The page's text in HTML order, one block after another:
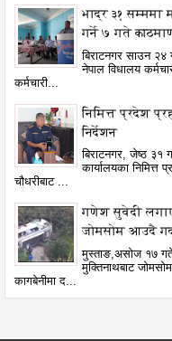
भाद्र ३१ सम्ममा
गर्ने ७ गते
बिराटनगर साउन २४
नेपाल विधालय
कर्मचारी...
निमित्त प्रदेश
निर्देशन
बिराटनगर, जेष्ठ ३१
कार्यालयका निमित्त
चौधरीबाट ...
गणेश सुवेदी
जोमसोम आउदै
मुस्ताङ,असोज १७ गते
मुक्तिनाथबाट
कागबेनीमा द...